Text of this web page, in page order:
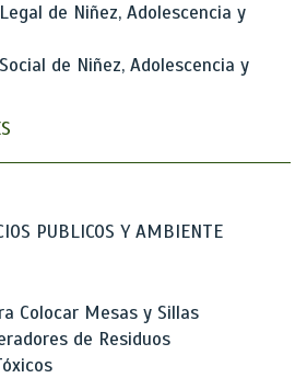
de Niñez, Adolescencia y
de Niñez, Adolescencia y
PUBLICOS Y AMBIENTE
Colocar Mesas y Sillas
de Residuos